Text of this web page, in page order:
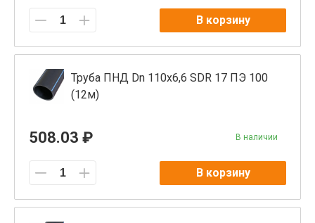
В корзину
Труба ПНД Dn 110x6,6 SDR 17 ПЭ 100
(12м)
508.03 ₽ В наличии
В корзину